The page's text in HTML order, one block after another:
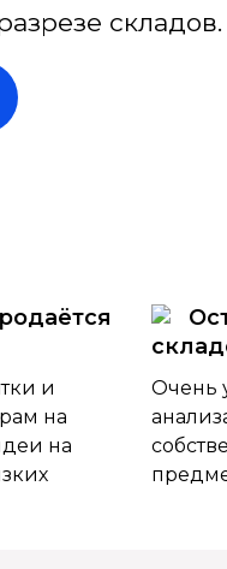
складов.
и
на
на
Очень